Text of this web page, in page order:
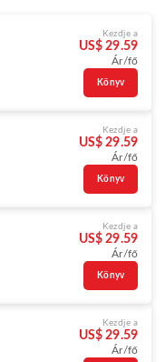
Kezdje a
US$ 29.59
Ár/fő
Könyv
Kezdje a
US$ 29.59
Ár/fő
Könyv
Kezdje a
US$ 29.59
Ár/fő
Könyv
Kezdje a
US$ 29.59
Ár/fő